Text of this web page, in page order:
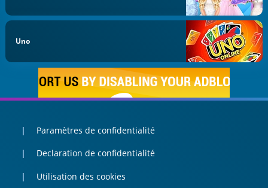
Uno
Paramètres de confidentialité
Declaration de confidentialité
Utilisation des cookies